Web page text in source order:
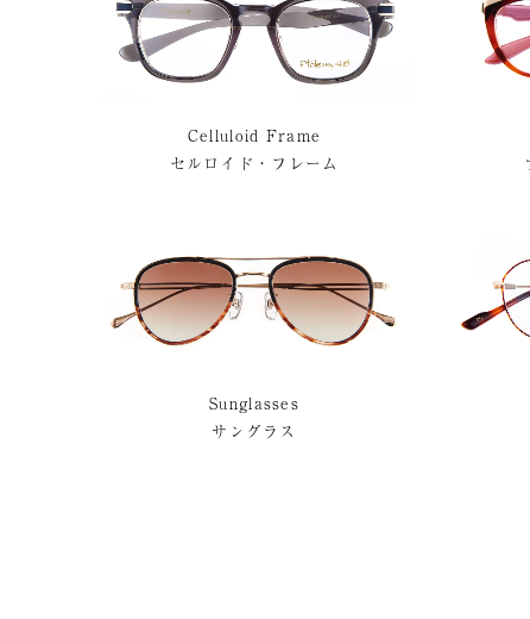
Celluloid Frame
セルロイド・フレーム
Sunglasses
サングラス